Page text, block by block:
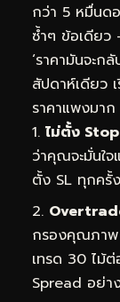
กว่า 5 หมื่นด
ซ้ำๆ ข้อเดียว
‘ราคามันจะก
สัปดาห์เดียว
ราคาแพงมาก
ไม่ตั้ง
ว่าคุณจะมั่นใ
ตั้ง SL ทุกครั้ง
กรองคุณภาพ
เทรด 30 ไม้
Spread อย่า